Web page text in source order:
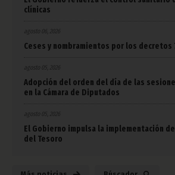
clínicas
agosto 06, 2026
Ceses y nombramientos por los decretos
Adopción del orden del día de las
en la Cámara de Diputados
El Gobierno impulsa la implementación de
del Tesoro